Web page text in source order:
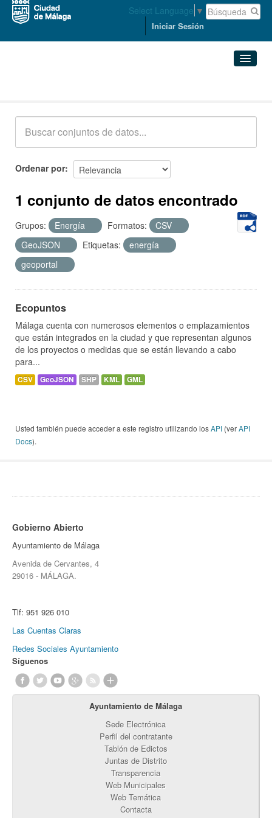
Select Language ▼
Iniciar Sesión
Acerca de
Ordenar por
1 conjunto de datos encontrado
Grupos: Energía Formatos:
CSV
GeoJSON
Etiquetas:
energía
geoportal
Ecopuntos
Málaga cuenta con numerosos elementos o emplazamientos
que están integrados en la ciudad y que representan algunos
de los proyectos o medidas que se están llevando a cabo
para...
CSV GeoJSON SHP KML GML
Usted también puede acceder a este registro utilizando losAPI (verAPI
Docs).
Gobierno Abierto
Ayuntamiento de Málaga
Avenida de Cervantes, 4
29016 - MÁLAGA.
Tlf: 951 926 010
Las Cuentas Claras
Redes Sociales Ayuntamiento
Síguenos
Ayuntamiento de Málaga
Sede Electrónica
Perfil del contratante
Tablón de Edictos
Juntas de Distrito
Transparencia
Web Municipales
Web Temática
Contacta